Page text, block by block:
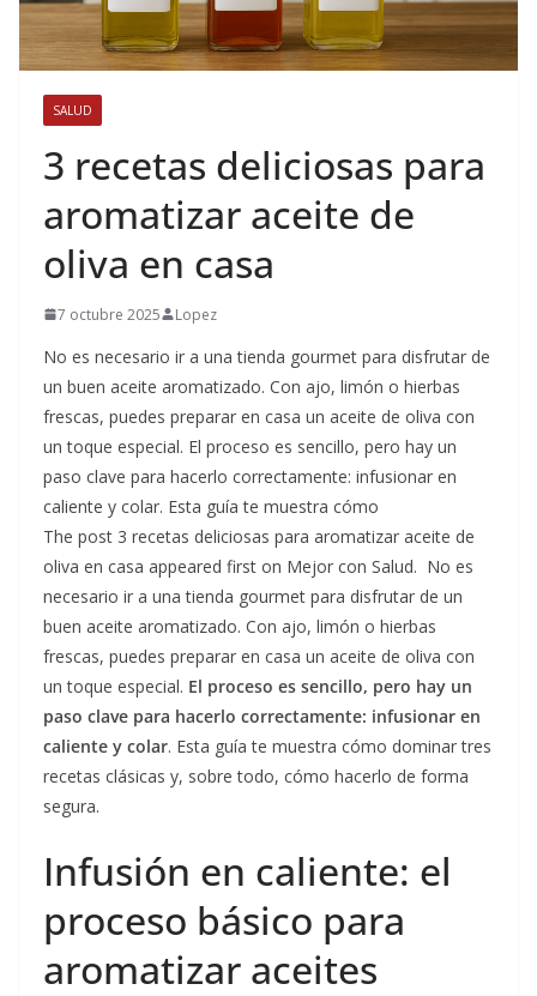
SALUD
3 recetas deliciosas para
aromatizar aceite de
oliva en casa
7 octubre 2025 Lopez
No es necesario ir a una tienda gourmet para disfrutar de
un buen aceite aromatizado. Con ajo, limón o hierbas
frescas, puedes preparar en casa un aceite de oliva con
un toque especial. El proceso es sencillo, pero hay un
paso clave para hacerlo correctamente: infusionar en
caliente y colar. Esta guía te muestra cómo
The post 3 recetas deliciosas para aromatizar aceite de
oliva en casa appeared first on Mejor con Salud. No es
necesario ir a una tienda gourmet para disfrutar de un
buen aceite aromatizado. Con ajo, limón o hierbas
frescas, puedes preparar en casa un aceite de oliva con
un toque especial. El proceso es sencillo, pero hay un
paso clave para hacerlo correctamente: infusionar en
caliente y colar. Esta guía te muestra cómo dominar tres
recetas clásicas y, sobre todo, cómo hacerlo de forma
segura.
Infusión en caliente: el
proceso básico para
aromatizar aceites